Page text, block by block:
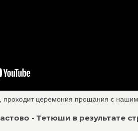
церемония прощания с нашим
- Тетюши в результате